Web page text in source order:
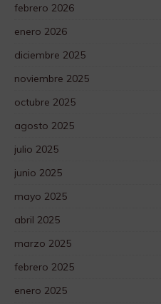
febrero 2026
enero 2026
diciembre 2025
noviembre 2025
octubre 2025
agosto 2025
julio 2025
junio 2025
mayo 2025
abril 2025
marzo 2025
febrero 2025
enero 2025